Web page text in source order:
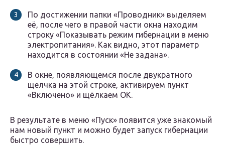
По достижении папки «Проводник» выделяем
её, после чего в правой части окна находим
строку «Показывать режим гибернации в меню
электропитания». Как видно, этот параметр
находится в состоянии «Не задана».
В окне, появляющемся после двукратного
щелчка на этой строке, активируем пункт
«Включено» и щёлкаем OK.
В результате в меню «Пуск» появится уже знакомый
нам новый пункт и можно будет запуск гибернации
быстро совершить.